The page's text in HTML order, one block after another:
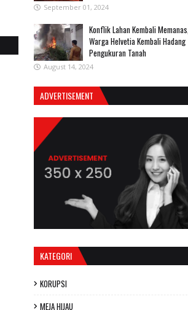
September 01, 2024
Konflik Lahan Kembali Memanas,
Warga Helvetia Kembali Hadang
Pengukuran Tanah
August 14, 2024
ADVERTISEMENT
KATEGORI
KORUPSI
MEJA HIJAU